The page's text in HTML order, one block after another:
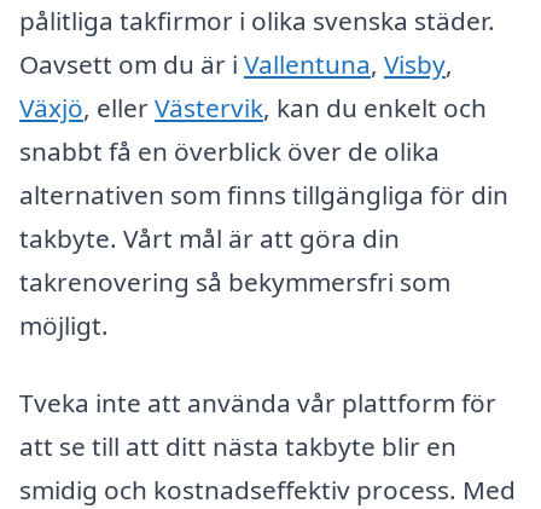
pålitliga takfirmor i olika svenska städer.
Oavsett om du är i Vallentuna, Visby,
Växjö, ellerVästervik, kan du enkelt och
snabbt få en överblick över de olika
alternativen som finns tillgängliga för din
takbyte. Vårt mål är att göra din
takrenovering så bekymmersfri som
möjligt.
Tveka inte att använda vår plattform för
att se till att ditt nästa takbyte blir en
smidig och kostnadseffektiv process. Med